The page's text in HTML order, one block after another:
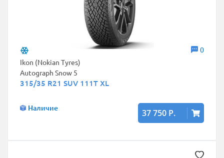
0
Ikon (Nokian Tyres)
Autograph Snow 5
315/35 R21 SUV 111T XL
Наличие 37 750 Р.